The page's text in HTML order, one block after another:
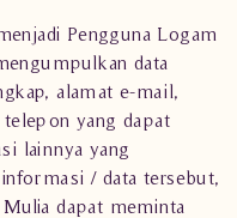
Pengguna Logam
data
alamat e-mail,
yang dapat
lainnya yang
/ data tersebut,
dapat meminta